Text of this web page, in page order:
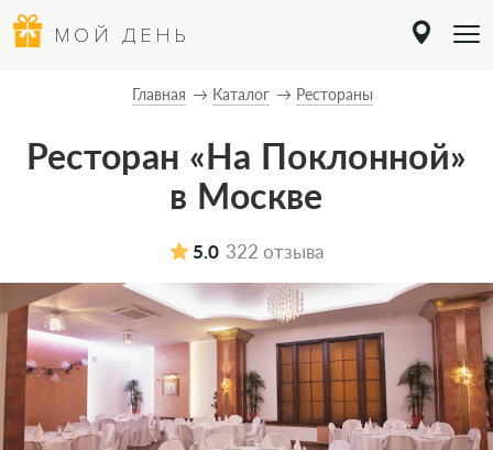
МОЙ ДЕНЬ
Главная Каталог Рестораны
Ресторан «На Поклонной»
в Москве
5.0 322 отзыва